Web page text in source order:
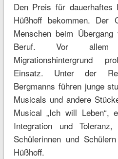
Den Preis für dauerhaftes
Hüßhoff bekommen. Der
Menschen beim
Beruf. Vor allem
Migrationshintergrund
Einsatz. Unter der
Bergmanns führen junge
Musicals und andere
Musical „Ich will Leben“,
Integration und
Schülerinnen und
Hüßhoff.